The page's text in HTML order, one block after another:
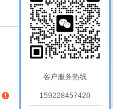
￥200元
客户服务热线
159228457420